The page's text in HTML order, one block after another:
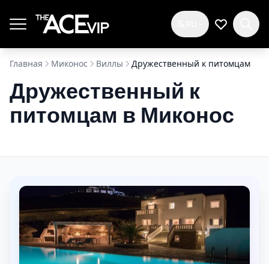
Мой
Главная Миконос Виллы Дружественный к питомцам
Дружественный к
питомцам в Миконос